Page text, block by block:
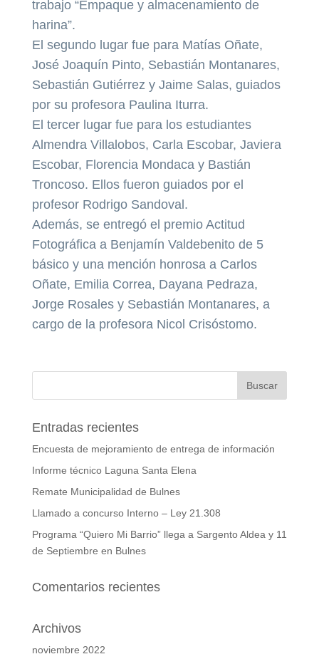
trabajo “Empaque y almacenamiento de
harina”.
El segundo lugar fue para Matías Oñate,
José Joaquín Pinto, Sebastián Montanares,
Sebastián Gutiérrez y Jaime Salas, guiados
por su profesora Paulina Iturra.
El tercer lugar fue para los estudiantes
Almendra Villalobos, Carla Escobar, Javiera
Escobar, Florencia Mondaca y Bastián
Troncoso. Ellos fueron guiados por el
profesor Rodrigo Sandoval.
Además, se entregó el premio Actitud
Fotográfica a Benjamín Valdebenito de 5
básico y una mención honrosa a Carlos
Oñate, Emilia Correa, Dayana Pedraza,
Jorge Rosales y Sebastián Montanares, a
cargo de la profesora Nicol Crisóstomo.
Entradas recientes
Encuesta de mejoramiento de entrega de información
Informe técnico Laguna Santa Elena
Remate Municipalidad de Bulnes
Llamado a concurso Interno – Ley 21.308
Programa “Quiero Mi Barrio” llega a Sargento Aldea y 11
de Septiembre en Bulnes
Comentarios recientes
Archivos
noviembre 2022